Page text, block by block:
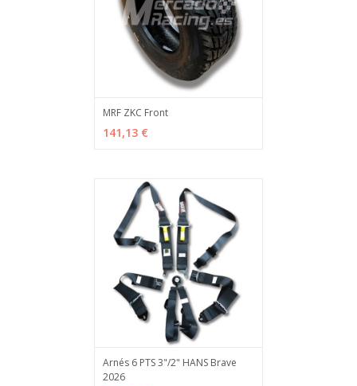
ADD TO CART
MRF ZKC Front
141,13 €
VER OPCIONES
Arnés 6 PTS 3"/2" HANS Brave
2026